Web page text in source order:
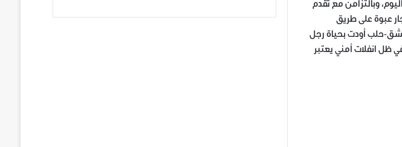
وبالتزامن مع تقدم
عبوة على طريق
حلب أودت بحياة رجل
ظل انفلات أمني يعتبر